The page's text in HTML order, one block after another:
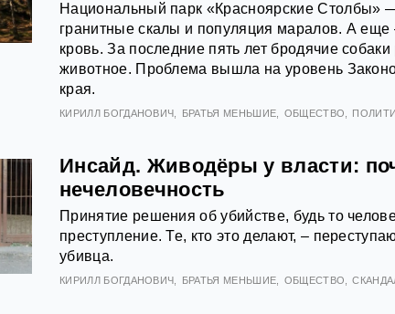
Национальный парк «Красноярские Столбы» —
гранитные скалы и популяция маралов. А еще
кровь. За последние пять лет бродячие
животное. Проблема вышла на уровень
края.
КИРИЛЛ БОГДАНОВИЧ БРАТЬЯ МЕНЬШИЕ ОБЩЕСТВО
Инсайд. Живодёры у власти:
нечеловечность
Принятие решения об убийстве, будь то
преступление. Те, кто это делают, –
убивца.
КИРИЛЛ БОГДАНОВИЧ БРАТЬЯ МЕНЬШИЕ ОБЩЕСТВО